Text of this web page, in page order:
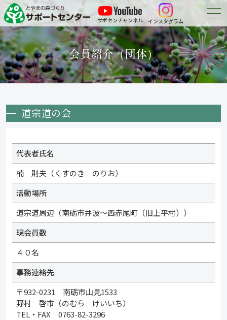
サポセンチャンネル インスタグラム
森づくりについて
森づくりに参加する
申請・報告等のダウンロード
お問い合わせ
会員紹介（団体）
道宗道の会
代表者氏名
楠 則夫（くすのき のりお）
活動場所
道宗道周辺（南砺市井波～西赤尾町（旧上平村））
現会員数
４０名
事務連絡先
〒932-0231 南砺市山見1533
野村 啓市（のむら けいいち）
TEL・FAX 0763-82-3296